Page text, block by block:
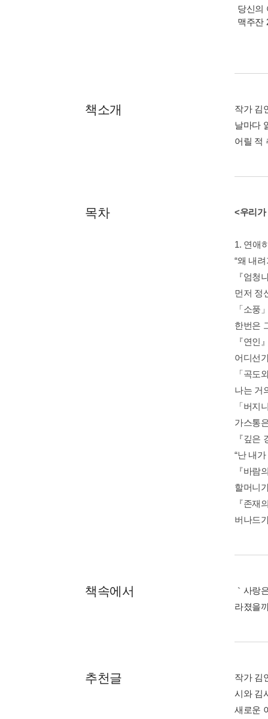
당신의
맥주잔
책소개
작가 김
날마다
어릴 적
목차 <우리
1. 연애
“왜 내
『엄청
먼저 정
「소풍
한번은
『연인
어디선
「곡도
나는 거
「버지
가스통
『깊은
“난 내
『바람
할머니
『존재
버나드
책속에서
｀사랑
라졌을
추천글
작가 김
시와 김
새로운